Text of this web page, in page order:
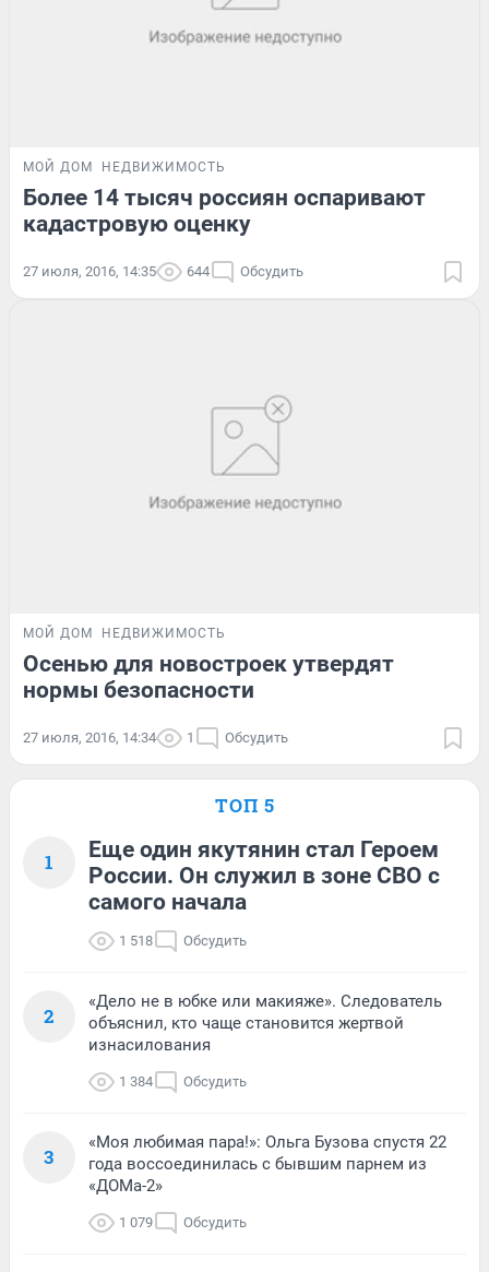
МОЙ ДОМ НЕДВИЖИМОСТЬ
Более 14 тысяч россиян оспаривают
кадастровую оценку
27 июля, 2016, 14:35 644 Обсудить
МОЙ ДОМ НЕДВИЖИМОСТЬ
Осенью для новостроек утвердят
нормы безопасности
27 июля, 2016, 14:34 1 Обсудить
ТОП 5
1
Еще один якутянин стал Героем
России. Он служил в зоне СВО с
самого начала
1 518 Обсудить
2
«Дело не в юбке или макияже». Следователь
объяснил, кто чаще становится жертвой
изнасилования
1 384 Обсудить
3
«Моя любимая пара!»: Ольга Бузова спустя 22
года воссоединилась с бывшим парнем из
«ДОМа-2»
1 079 Обсудить